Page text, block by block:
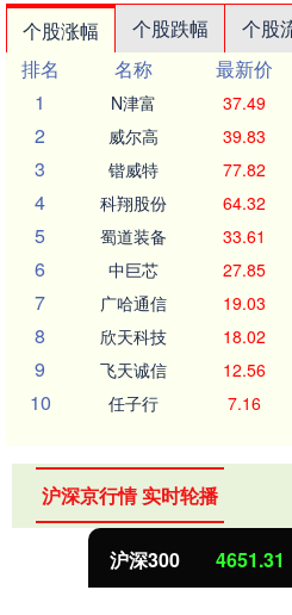
个股涨幅 个股跌幅 个股
排名
名称 最新价
1
N津富 37.49
2 威尔高 39.83
3 锴威特 77.82
4 科翔股份 64.32
5 蜀道装备 33.61
6 中巨芯 27.85
7 广哈通信 19.03
8 欣天科技 18.02
9 飞天诚信 12.56
10 任子行 7.16
沪深京行情 实时轮播
北证50 1122.88